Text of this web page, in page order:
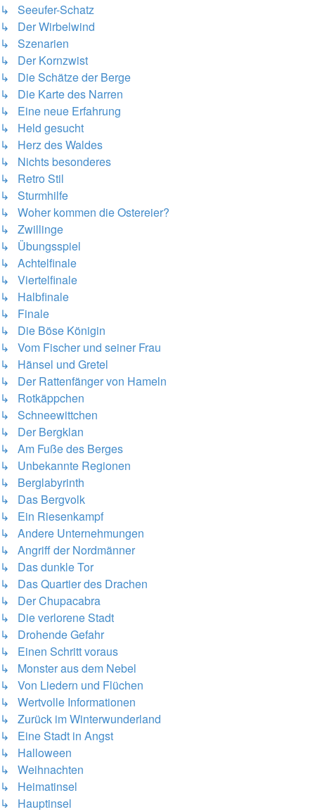
↳ Seeufer-Schatz
↳ Der Wirbelwind
↳ Szenarien
↳ Der Kornzwist
↳ Die Schätze der Berge
↳ Die Karte des Narren
↳ Eine neue Erfahrung
↳ Held gesucht
↳ Herz des Waldes
↳ Nichts besonderes
↳ Retro Stil
↳ Sturmhilfe
↳ Woher kommen die Ostereier?
↳ Zwillinge
↳ Übungsspiel
↳ Achtelfinale
↳ Viertelfinale
↳ Halbfinale
↳ Finale
↳ Die Böse Königin
↳ Vom Fischer und seiner Frau
↳ Hänsel und Gretel
↳ Der Rattenfänger von Hameln
↳ Rotkäppchen
↳ Schneewittchen
↳ Der Bergklan
↳ Am Fuße des Berges
↳ Unbekannte Regionen
↳ Berglabyrinth
↳ Das Bergvolk
↳ Ein Riesenkampf
↳ Andere Unternehmungen
↳ Angriff der Nordmänner
↳ Das dunkle Tor
↳ Das Quartier des Drachen
↳ Der Chupacabra
↳ Die verlorene Stadt
↳ Drohende Gefahr
↳ Einen Schritt voraus
↳ Monster aus dem Nebel
↳ Von Liedern und Flüchen
↳ Wertvolle Informationen
↳ Zurück im Winterwunderland
↳ Eine Stadt in Angst
↳ Halloween
↳ Weihnachten
↳ Heimatinsel
↳ Hauptinsel